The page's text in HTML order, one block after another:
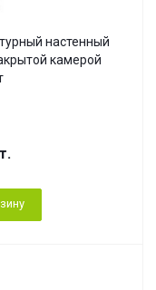
настенный
камерой